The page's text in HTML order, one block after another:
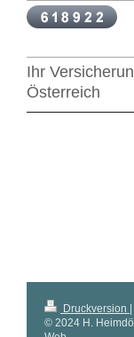
Ihr
Österreich
Druckversion
© 2024 H.